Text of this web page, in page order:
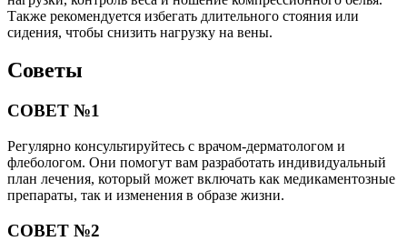
Также рекомендуется избегать длительного стояния или
сидения, чтобы снизить нагрузку на вены.
Советы
СОВЕТ №1
Регулярно консультируйтесь с врачом-дерматологом и
флебологом. Они помогут вам разработать индивидуальный
план лечения, который может включать как медикаментозные
препараты, так и изменения в образе жизни.
СОВЕТ №2